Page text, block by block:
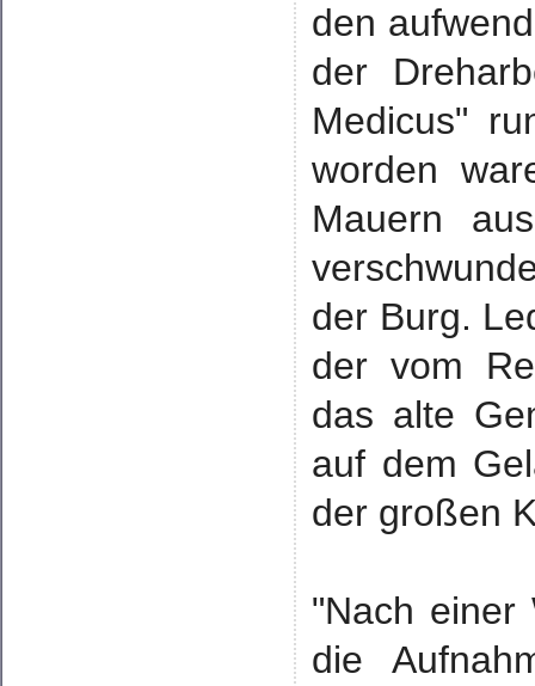
den
der
Medicus"
worden
Mauern
der Burg.
der vom
das alte
auf dem
der großen
"Nach einer
die